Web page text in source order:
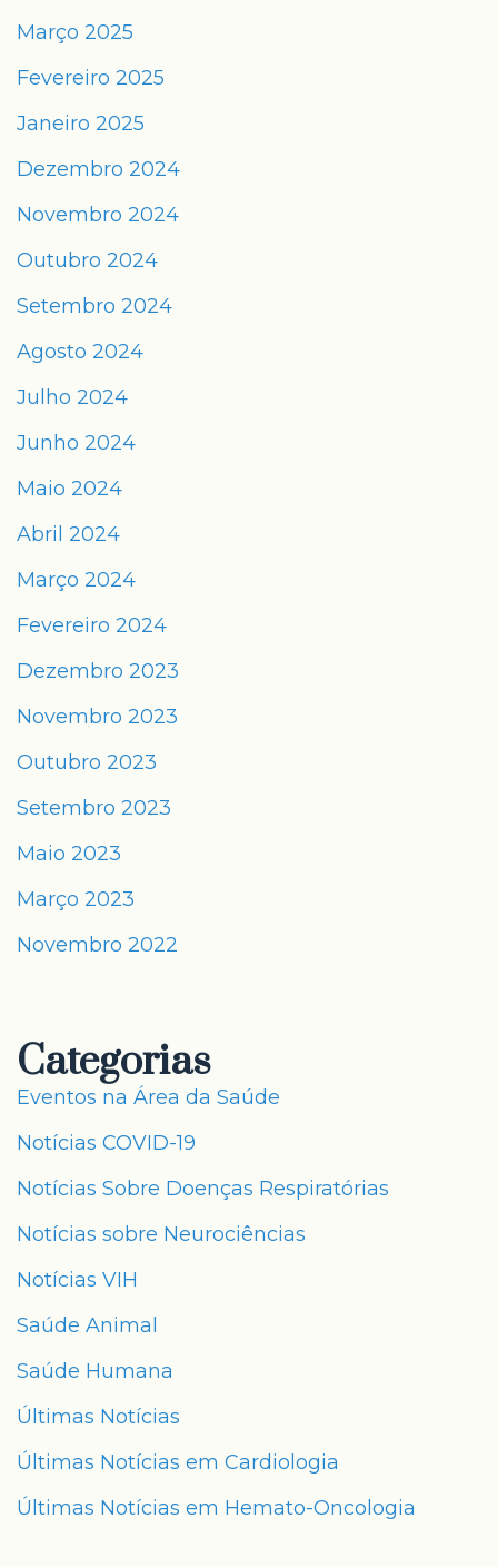
Março 2025
Fevereiro 2025
Janeiro 2025
Dezembro 2024
Novembro 2024
Outubro 2024
Setembro 2024
Agosto 2024
Julho 2024
Junho 2024
Maio 2024
Abril 2024
Março 2024
Fevereiro 2024
Dezembro 2023
Novembro 2023
Outubro 2023
Setembro 2023
Maio 2023
Março 2023
Novembro 2022
Categorias
Eventos na Área da Saúde
Notícias COVID-19
Notícias Sobre Doenças Respiratórias
Notícias sobre Neurociências
Notícias VIH
Saúde Animal
Saúde Humana
Últimas Notícias
Últimas Notícias em Cardiologia
Últimas Notícias em Hemato-Oncologia